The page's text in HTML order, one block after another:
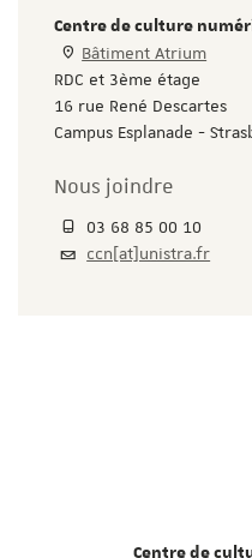
Centre de culture
Bâtiment Atrium
RDC et 3ème étage
16 rue René Descartes
Campus Esplanade -
Nous joindre
03 68 85 00 10
ccn[at]unistra.fr
Centre de